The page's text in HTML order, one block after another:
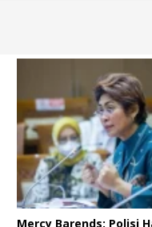
Mercy Barends: Polisi